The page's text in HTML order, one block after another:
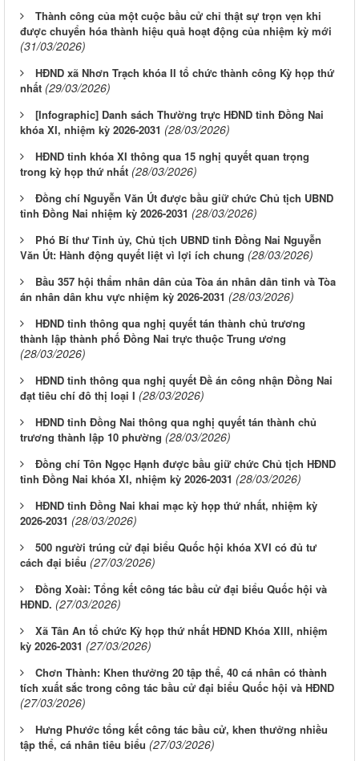
Thành công của một cuộc bầu cử chỉ thật sự trọn vẹn khi
được chuyển hóa thành hiệu quả hoạt động của nhiệm kỳ mới
(31/03/2026)
HĐND xã Nhơn Trạch khóa II tổ chức thành công Kỳ họp thứ
nhất (29/03/2026)
[Infographic] Danh sách Thường trực HĐND tỉnh Đồng Nai
khóa XI, nhiệm kỳ 2026-2031 (28/03/2026)
HĐND tỉnh khóa XI thông qua 15 nghị quyết quan trọng
trong kỳ họp thứ nhất (28/03/2026)
Đồng chí Nguyễn Văn Út được bầu giữ chức Chủ tịch UBND
tỉnh Đồng Nai nhiệm kỳ 2026-2031 (28/03/2026)
Phó Bí thư Tỉnh ủy, Chủ tịch UBND tỉnh Đồng Nai Nguyễn
Văn Út: Hành động quyết liệt vì lợi ích chung (28/03/2026)
Bầu 357 hội thẩm nhân dân của Tòa án nhân dân tỉnh và Tòa
án nhân dân khu vực nhiệm kỳ 2026-2031 (28/03/2026)
HĐND tỉnh thông qua nghị quyết tán thành chủ trương
thành lập thành phố Đồng Nai trực thuộc Trung ương
(28/03/2026)
HĐND tỉnh thông qua nghị quyết Đề án công nhận Đồng Nai
đạt tiêu chí đô thị loại I (28/03/2026)
HĐND tỉnh Đồng Nai thông qua nghị quyết tán thành chủ
trương thành lập 10 phường (28/03/2026)
Đồng chí Tôn Ngọc Hạnh được bầu giữ chức Chủ tịch HĐND
tỉnh Đồng Nai khóa XI, nhiệm kỳ 2026-2031 (28/03/2026)
HĐND tỉnh Đồng Nai khai mạc kỳ họp thứ nhất, nhiệm kỳ
2026-2031 (28/03/2026)
500 người trúng cử đại biểu Quốc hội khóa XVI có đủ tư
cách đại biểu (27/03/2026)
Đồng Xoài: Tổng kết công tác bầu cử đại biểu Quốc hội và
HĐND. (27/03/2026)
Xã Tân An tổ chức Kỳ họp thứ nhất HĐND Khóa XIII, nhiệm
kỳ 2026-2031 (27/03/2026)
Chơn Thành: Khen thưởng 20 tập thể, 40 cá nhân có thành
tích xuất sắc trong công tác bầu cử đại biểu Quốc hội và HĐND
(27/03/2026)
Hưng Phước tổng kết công tác bầu cử, khen thưởng nhiều
tập thể, cá nhân tiêu biểu (27/03/2026)